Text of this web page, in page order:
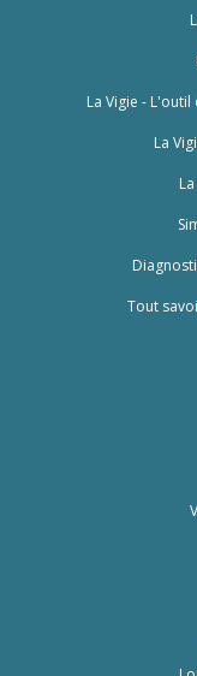
La Vigie -
La
Tout